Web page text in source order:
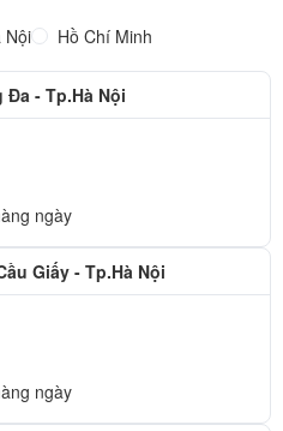
Nội Hồ Chí Minh
Đa - Tp.Hà Nội
ngày
Giấy - Tp.Hà Nội
ngày